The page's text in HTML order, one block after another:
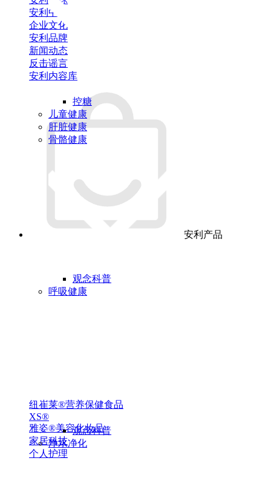
安利中国
企业文化
安利品牌
新闻动态
反击谣言
安利内容库
安利产品
纽崔莱®营养保健食品
XS®
雅姿®美容化妆品
家居科技
个人护理
控糖
儿童健康
肝脏健康
骨骼健康
观念科普
呼吸健康
观念科普
净水净化